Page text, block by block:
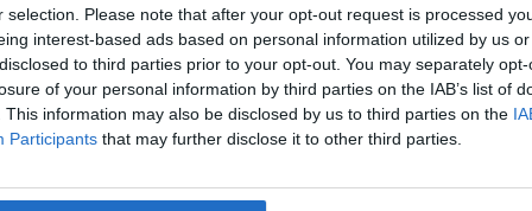
selection. Please note that after your opt-out request is processed
interest-based ads based on personal information utilized by us
to third parties prior to your opt-out. You may separately
of your personal information by third parties on the IAB’s list of
This information may also be disclosed by us to third parties on the
Participants that may further disclose it to other third parties.
Festivalul de teatru independent
Undercloud: zeci de spectacole,
de carte, ateliere